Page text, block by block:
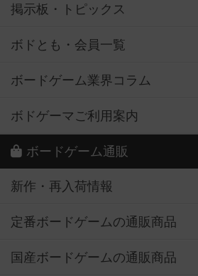
掲示板・トピックス
ボドとも・会員一覧
ボードゲーム業界コラム
ボドゲーマご利用案内
ボードゲーム通販
新作・再入荷情報
定番ボードゲームの通販商品
国産ボードゲームの通販商品